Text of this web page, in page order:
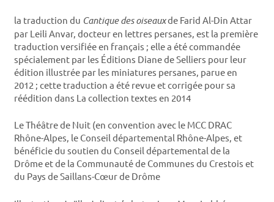
la traduction du Cantique des oiseauxde Farid Al-Din Attar
par Leili Anvar, docteur en lettres persanes, est la première
traduction versifiée en français ; elle a été commandée
spécialement par les Éditions Diane de Selliers pour leur
édition illustrée par les miniatures persanes, parue en
2012 ; cette traduction a été revue et corrigée pour sa
réédition dans La collection textes en 2014
Le Théâtre de Nuit (en convention avec le MCC DRAC
Rhône-Alpes, le Conseil départemental Rhône-Alpes, et
bénéficie du soutien du Conseil départemental de la
Drôme et de la Communauté de Communes du Crestois et
du Pays de Saillans-Cœur de Drôme